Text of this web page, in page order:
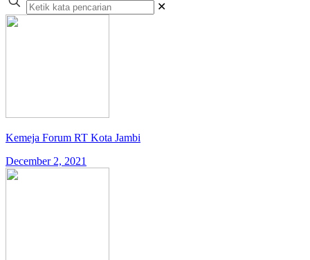
✕
Kemeja Forum RT Kota Jambi
December 2, 2021